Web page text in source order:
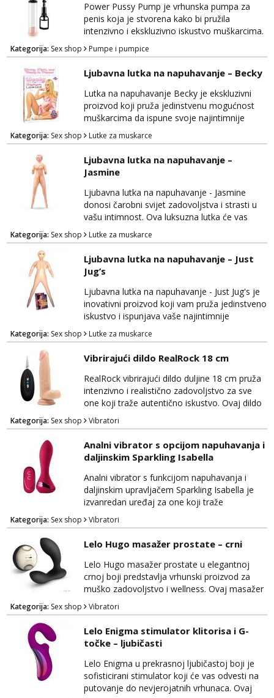
nježni na dodir i prijateljski prema tijelu,
osiguravajući udobnost tijekom upotrebe.
High Intensity ...
Power Pussy Pump je vrhunska pumpa za
penis koja je stvorena kako bi pružila
intenzivno i ekskluzivno iskustvo muškarcima.
Ovaj proizvod ima za cilj poboljšati vašu
izdržljivost, osnažiti vašu intimnost i pružiti
duboko zadovoljstvo. Izrađen je od
visokokvalitetnih materijala koji su sigurni za
tijelo i omogućuju udobnost tijekom
korištenja. Power Pussy Pump je pažljivo
oblikovan kako bi pružio...
Kategorija: Sex shop Pumpe i pumpice
Ljubavna lutka na napuhavanje – Becky
Lutka na napuhavanje Becky je ekskluzivni
proizvod koji pruža jedinstvenu mogućnost
muškarcima da ispune svoje najintimnije
fantazije i potrebe za zadovoljstvom. Ova
realistična lutka nudi autentično iskustvo i
mnoge značajke koje će oduševiti korisnike.
Izrađena je od visokokvalitetnih materijala
koji su sigurni za tijelo i ugodni na dodir,
pružajući udobnost tijekom upotrebe.
Ljubavna lutka n...
Kategorija: Sex shop Lutke za muskarce
Ljubavna lutka na napuhavanje –
Jasmine
Ljubavna lutka na napuhavanje - Jasmine
donosi čarobni svijet zadovoljstva i strasti u
vašu intimnost. Ova luksuzna lutka će vas
oduševiti svojom izvanrednom kvalitetom i
pažljivo osmišljenim dizajnom, pružajući vam
nezaboravna iskustva. Izrađena je od
visokokvalitetnog materijala koji je nježan na
dodir i siguran za tijelo, osiguravajući
udobnost i zadovoljstvo tijekom cijelog
iskustva. Ljubav...
Kategorija: Sex shop Lutke za muskarce
Ljubavna lutka na napuhavanje – Just
Jug’s
Ljubavna lutka na napuhavanje - Just Jug's je
inovativni proizvod koji vam pruža jedinstveno
iskustvo i ispunjava vaše najintimnije
fantazije. Ova realistična ljubavna lutka će vas
zadovoljiti svojom izvanrednom kvalitetom i
autentičnim dizajnom. Izrađena je od
visokokvalitetnog materijala koji je nježan na
dodir i siguran za tijelo, pružajući vam
udobnost i zadovoljstvo tijekom korištenja.
Jus...
Kategorija: Sex shop Lutke za muskarce
Vibrirajući dildo RealRock 18 cm
RealRock vibrirajući dildo duljine 18 cm pruža
intenzivno i realistično zadovoljstvo za sve
one koji traže autentično iskustvo. Ovaj dildo
impresionira svojim izgledom i
performansama, omogućujući vam da
doživite senzacije koje će vas ostaviti
zadovoljenima. Izrađen je od
visokokvalitetnog materijala koji je nježan na
dodir i siguran za tijelo, pružajući vam
potpunu udobnost tijekom korištenja....
Kategorija: Sex shop Vibratori
Analni vibrator s opcijom napuhavanja i
daljinskim Sparkling Isabella
Analni vibrator s funkcijom napuhavanja i
daljinskim upravljačem Sparkling Isabella je
izvanredan uređaj za one koji traže
ekskluzivno iskustvo i intenzivnu stimulaciju.
Ovaj luksuzni vibrator kombinira niz naprednih
značajki kako bi pružio nevjerojatne senzacije
i potpunu kontrolu. Izrađen od
visokokvalitetnog, tijelu prijateljskog silikona,
Sparkling Isabella nudi nježnu teksturu i
sigurnost ...
Kategorija: Sex shop Vibratori
Lelo Hugo masažer prostate – crni
Lelo Hugo masažer prostate u elegantnoj
crnoj boji predstavlja vrhunski proizvod za
muško zadovoljstvo i wellness. Ovaj masažer
dizajniran je za pružanje dubokih i intenzivnih
senzacija, istovremeno ciljajući prostati i
perineum, kako biste postigli nevjerojatno
zadovoljstvo i relaksaciju. Hugo se izdvaja po
svom sofisticiranom dizajnu i vrhunskim
materijalima, što uključuje siguran silikon koj...
Kategorija: Sex shop Vibratori
Lelo Enigma stimulator klitorisa i G-
točke – ljubičasti
Lelo Enigma u prekrasnoj ljubičastoj boji je
sofisticirani stimulator koji će vas odvesti na
putovanje do nevjerojatnih vrhunaca. Ovaj